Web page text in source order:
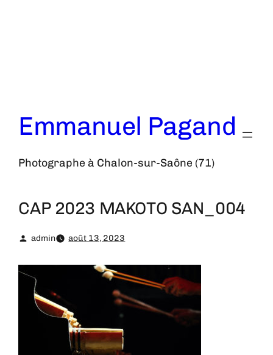
Emmanuel Pagand
Photographe à Chalon-sur-Saône (71)
CAP 2023 MAKOTO SAN_004
admin août 13, 2023